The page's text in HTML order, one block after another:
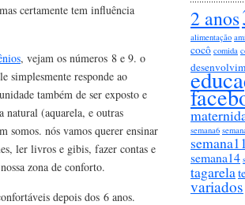
certamente tem influência
, vejam os números 8 e 9. o
simplesmente responde ao
também de ser exposto e
natural (aquarela, e outras
somos. nós vamos querer ensinar
ler livros e gibis, fazer contas e
zona de conforto.
depois dos 6 anos.
2 anos
alimentação
cocô comida
semana6
semana11
semana14
tagarela
variados